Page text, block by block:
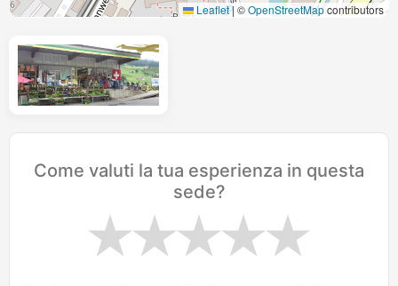
Leaflet| ©OpenStreetMapcontributors
Come valuti la tua esperienza in questa
sede?